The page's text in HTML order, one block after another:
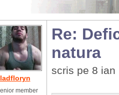
member
Re:
natura
scris pe 8